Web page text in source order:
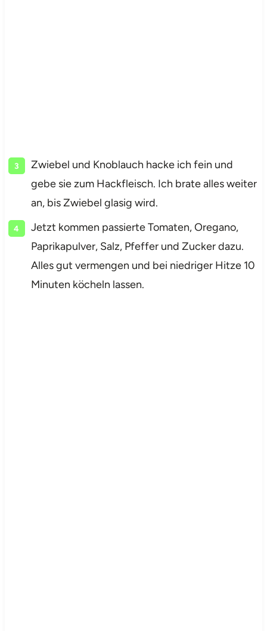
Zwiebel und Knoblauch hacke ich fein und
gebe sie zum Hackfleisch. Ich brate alles weiter
an, bis Zwiebel glasig wird.
Jetzt kommen passierte Tomaten, Oregano,
Paprikapulver, Salz, Pfeffer und Zucker dazu.
Alles gut vermengen und bei niedriger Hitze 10
Minuten köcheln lassen.